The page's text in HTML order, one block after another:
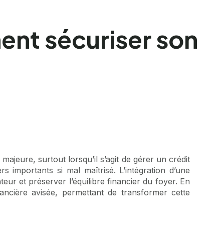
sécuriser son
surtout lorsqu’il s’agit de gérer un crédit
si mal maîtrisé. L’intégration d’une
et préserver l’équilibre financier du foyer. En
avisée, permettant de transformer cette